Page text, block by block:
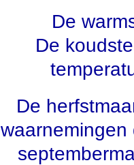
De
De
De